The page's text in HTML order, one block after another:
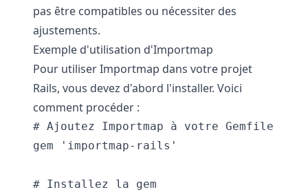
pas être compatibles ou nécessiter des
ajustements.
Exemple d'utilisation d'Importmap
Pour utiliser Importmap dans votre projet
Rails, vous devez d'abord l'installer. Voici
comment procéder :
# Ajoutez Importmap à votre Gemfile
gem 'importmap-rails'
# Installez la gem